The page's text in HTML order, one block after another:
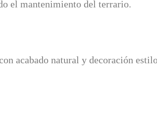
el mantenimiento del terrario.
acabado natural y decoración